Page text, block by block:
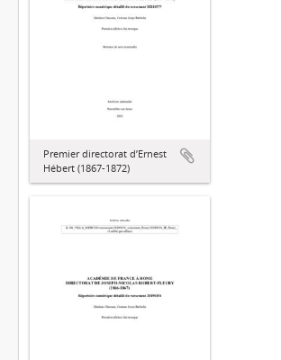
Premier directorat d’Ernest
Hébert (1867-1872)